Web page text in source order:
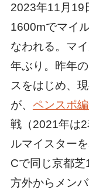
2023年11月19
1600mでマイ
なわれる。マ
年ぶり。昨年
スをはじめ、
が、 ペンスポ
戦（2021年は
ルマイスター
Cで同じ京都
方外からメン